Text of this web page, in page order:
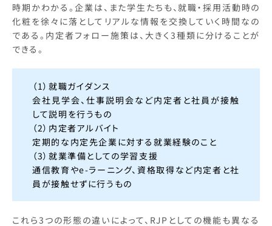
時期かわかる。企業は、また学生たちも、就職・採用活動時の
化粧を徐々に落としてリアルな情報を交換していく時間なの
である。内定者フォロー施策は、大きく3種類に分けることが
できる。
（1）就職ガイダンス
会社見学会、仕事説明会など内定者と社員が接触
して説明を行うもの
（2）内定者アルバイト
定期的な内定先企業に対する就業経験のこと
（3）就業準備としての学習支援
通信教育やe-ラーニング、資格取得など内定者と社
員が接触せずに行うもの
これら3つの形態の違いによって、RJPとしての機能も異なる